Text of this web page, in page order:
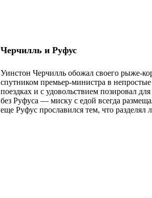
Черчилль и Руфус
Уинстон Черчилль обожал своего рыже-
спутником премьер-министра в
поездках и с удовольствием позировал
без Руфуса — миску с едой всегда
еще Руфус прославился тем, что